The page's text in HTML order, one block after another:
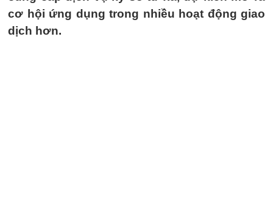
cơ hội ứng dụng trong nhiều hoạt động giao
dịch hơn.